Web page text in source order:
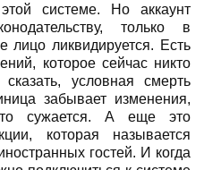
системе. Но аккаунт
только в
лицо ликвидируется. Есть
которое сейчас никто
условная смерть
забывает изменения,
то сужается. А еще это
которая называется
гостей. И когда